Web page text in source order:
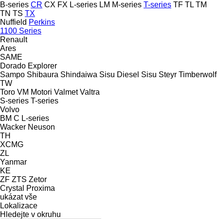
B-series CR CX FX L-series LM M-series T-series TF TL TM
TN TS TX
Nuffield Perkins
1100 Series
Renault
Ares
SAME
Dorado Explorer
Sampo Shibaura Shindaiwa Sisu Diesel Sisu Steyr Timberwolf
TW
Toro VM Motori Valmet Valtra
S-series T-series
Volvo
BM C L-series
Wacker Neuson
TH
XCMG
ZL
Yanmar
KE
ZF ZTS Zetor
Crystal
Proxima
ukázat vše
Lokalizace
Hledejte v okruhu